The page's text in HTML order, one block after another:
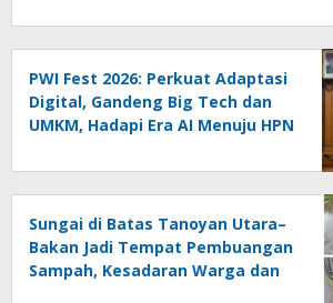
PWI Fest 2026: Perkuat Adaptasi
Digital, Gandeng Big Tech dan
UMKM, Hadapi Era AI Menuju HPN
Sungai di Batas Tanoyan Utara–
Bakan Jadi Tempat Pembuangan
Sampah, Kesadaran Warga dan